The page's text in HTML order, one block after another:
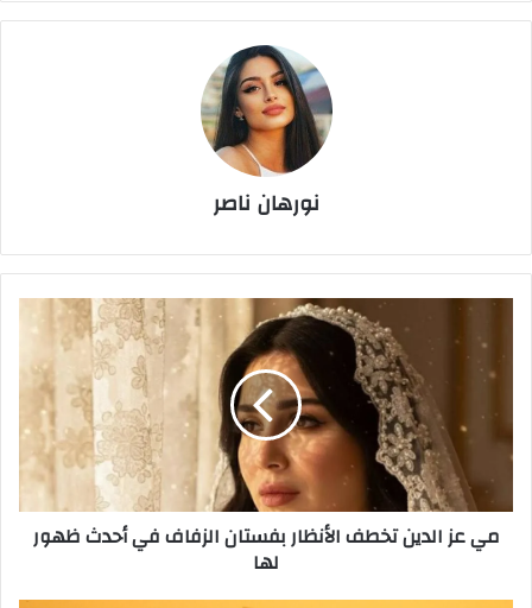
نورهان ناصر
تخطف
بفستان
الزفاف
أحدث
ظهورمي عز الدين تخطف الأنظار بفستان الزفاف في أحدث ظهور
لها